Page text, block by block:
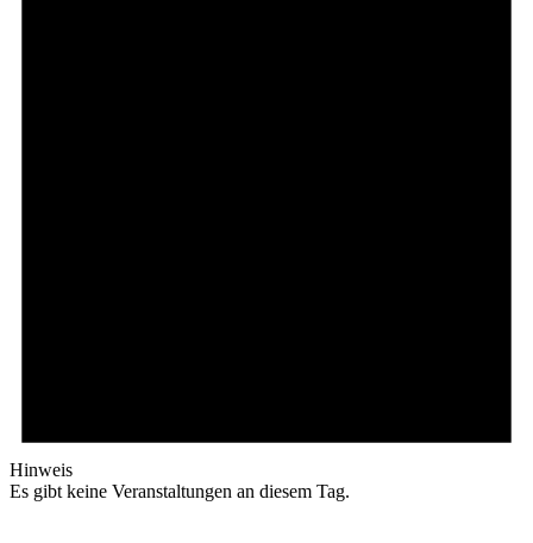
Hinweis
Es gibt keine Veranstaltungen an diesem Tag.